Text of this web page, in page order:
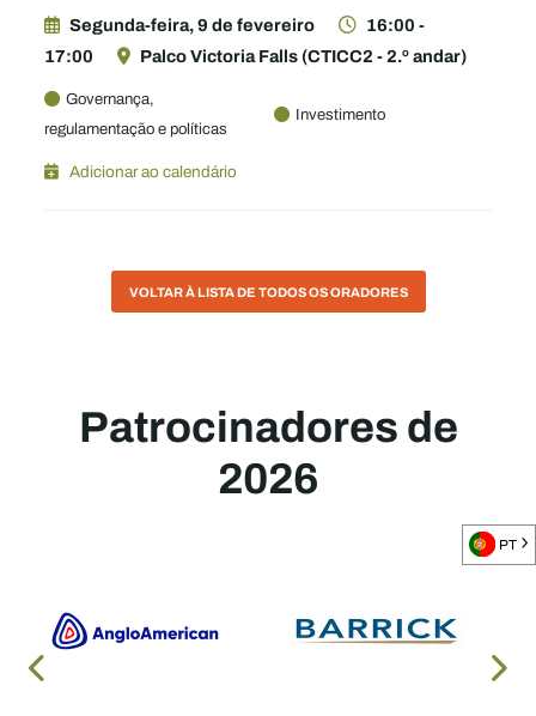
Segunda-feira, 9 de fevereiro
16:00 -
17:00
Palco Victoria Falls (CTICC2 - 2.º andar)
Governança,
regulamentação e políticas
Investimento
Adicionar ao calendário
VOLTAR À LISTA DE TODOS OS ORADORES
Patrocinadores de
2026
PT